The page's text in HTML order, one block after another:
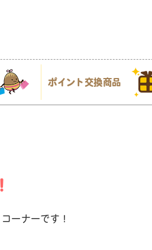
ポイント交換商品
ーナーです！